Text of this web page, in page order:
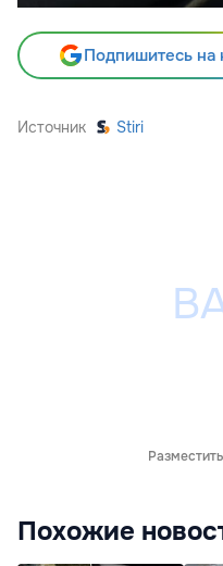
Подпишитесь на
Источник Stiri
Похожие